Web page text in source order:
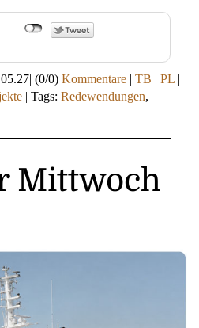
| (0/0) Kommentare | TB | PL |
| Tags: Redewendungen,
Mittwoch